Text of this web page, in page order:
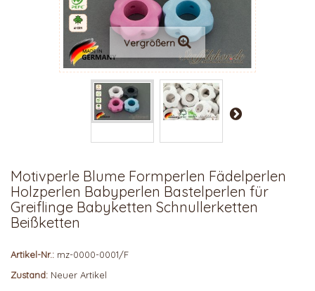
Vergrößern
Motivperle Blume Formperlen Fädelperlen
Holzperlen Babyperlen Bastelperlen für
Greiflinge Babyketten Schnullerketten
Beißketten
Artikel-Nr.: mz-0000-0001/F
Zustand: Neuer Artikel